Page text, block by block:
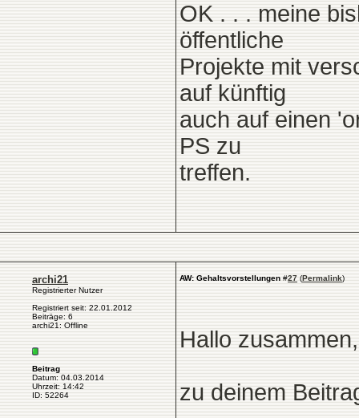
OK . . . meine
öffentliche
Projekte mit
auf künftig
auch auf einen
PS zu
treffen.
archi21
Registrierter Nutzer
Registriert seit: 22.01.2012
Beiträge: 6
archi21: Offline
Beitrag
Datum: 04.03.2014
Uhrzeit: 14:42
ID: 52264
AW: Gehaltsvorstellungen #27 (Permalink)
Hallo zusammen,
zu deinem